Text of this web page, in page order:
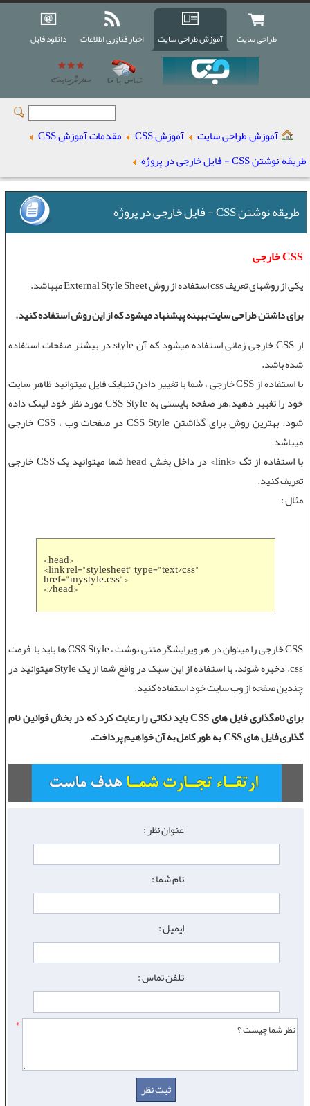
طراحی سایت آموزش طراحی سایت اخبار فناوری اطلاعات دانلود فایل
آموزش طراحی سایت آموزش CSS
مقدمات آموزش CSS
طریقه نوشتن CSS - فایل خارجی در پروژه
طریقه نوشتن CSS - فایل خارجی در پروژه
CSS خارجی
یکی از روشهایتعریف css استفاده از روشExternal Style Sheet
میباشد.
برای داشتنطراحی سایتبهینه پیشنهاد میشود که از این روش استفاده کنید.
ازCSS
خارجی زمانی استفاده میشود که آن style در بیشتر صفحات استفاده
شده باشد.
با استفاده ازCSS خارجی
، شما با تغییر دادن تنهایک فایل میتوانید ظاهر سایت
خود را تغییر دهید.هر صفحه بایستی به CSS Style مورد نظر خود لینک داده
شود. بهترین روش برای گذاشتن CSS Style در صفحات وب ،
CSS خارجی
میباشد
با استفاده از تگ <link> در داخل بخش head شما میتوانید یک
CSS خارجی
تعریف کنید.
مثال :
<head>
<link rel="stylesheet" type="text/css"
href="mystyle.css">
</head>
CSS خارجی
را میتوان در هر ویرایشگر متنی نوشت ، CSS Style ها باید با فرمت
css. ذخیره شوند. با استفاده از این سبک در واقع شما از یک Style میتوانید در
چندین صفحه از وب سایت خود استفاده کنید.
برای نامگذاری فایل های CSS باید نکاتی را رعایت کرد که در بخش
قوانین نام
گذاری فایل های CSS
به طور کامل به آن خواهیم پرداخت.
عنوان نظر :
نام شما :
ایمیل :
تلفن تماس :
*